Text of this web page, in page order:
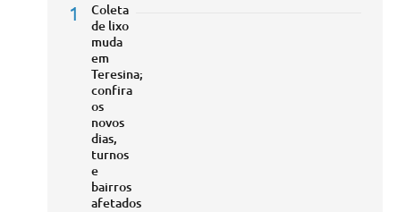
1
Coleta
de lixo
muda
em
Teresina;
confira
os
novos
dias,
turnos
e
bairros
afetados